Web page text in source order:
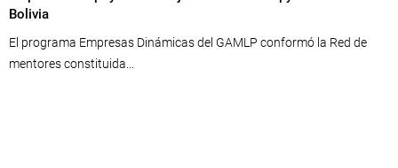
Bolivia
El programa Empresas Dinámicas del GAMLP conformó la Red de
mentores constituida...